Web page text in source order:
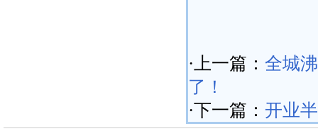
·上一篇： 全城
了！
·下一篇： 开业